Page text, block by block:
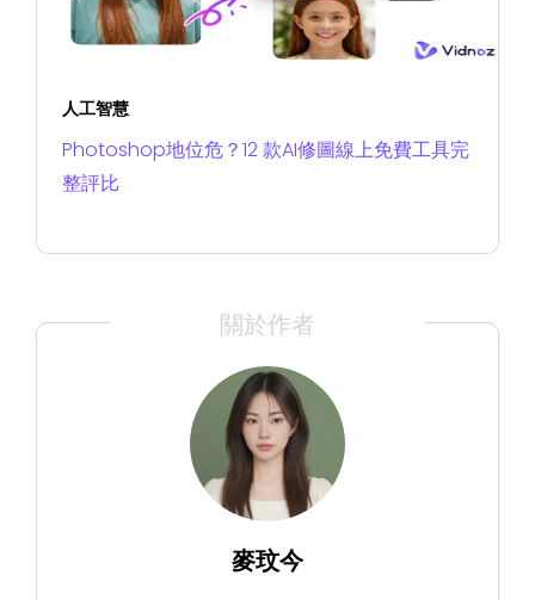
人工智慧
Photoshop地位危？12 款AI修圖線上免費工具完
整評比
關於作者
麥玟今